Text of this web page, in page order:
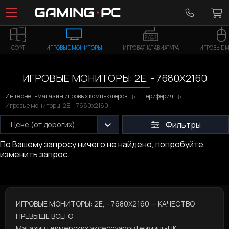
СОФТ ИГРОВЫЕ МОНИТОРЫ ИГРОВАЯ КЛАВИАТУРА ИГРОВЫЕ
ИГРОВЫЕ МОНИТОРЫ: 2E, - 7680X2160
Интернет-магазин игровых компьютеров
Периферия
Игровые мониторы: 2E, - 7680x2160
Цене (от дорогих)
Фильтры
По Вашему запросу ничего не найдено, попробуйте
изменить запрос.
ИГРОВЫЕ МОНИТОРЫ: 2E, - 7680X2160 — КАЧЕСТВО
ПРЕВЫШЕ ВСЕГО